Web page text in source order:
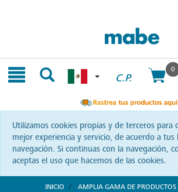
C.P.
0
Utilizamos cookies propias y de terceros para
mejor experiencia y servicio, de acuerdo a tus
navegación. Si continuas con la navegación,
aceptas el uso que hacemos de las cookies.
INICIO
AMPLIA GAMA DE PRODUCTOS